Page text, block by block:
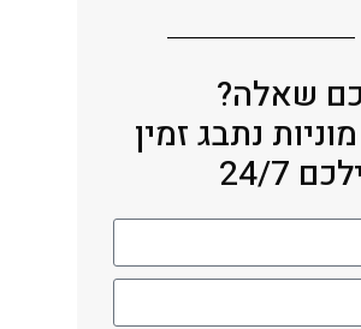
שאלה?
נתבג זמין
24/7